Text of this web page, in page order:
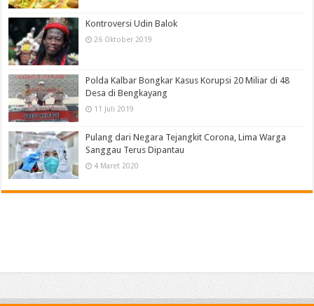
Kontroversi Udin Balok
26 Oktober 2019
Polda Kalbar Bongkar Kasus Korupsi 20 Miliar di 48
Desa di Bengkayang
11 Juli 2019
Pulang dari Negara Tejangkit Corona, Lima Warga
Sanggau Terus Dipantau
4 Maret 2020